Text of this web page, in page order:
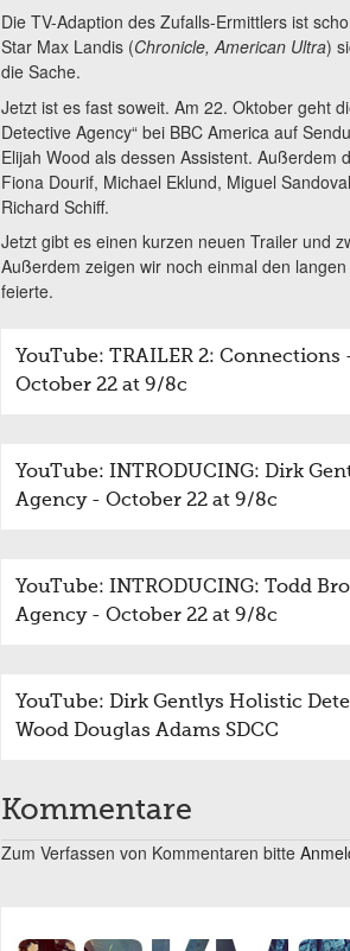
Die TV-Adaption des Zufalls-Ermittlers ist
Star Max Landis (Chronicle, American Ultra)
die Sache.
Jetzt ist es fast soweit. Am 22. Oktober geht
Detective Agency“ bei BBC America auf
Elijah Wood als dessen Assistent. Außerdem
Fiona Dourif, Michael Eklund, Miguel
Richard Schiff.
Jetzt gibt es einen kurzen neuen Trailer und
Außerdem zeigen wir noch einmal den
feierte.
YouTube: TRAILER 2:
October 22 at 9/8c
YouTube: INTRODUCING: Dirk
Agency - October 22 at 9/8c
YouTube: INTRODUCING: Todd
Agency - October 22 at 9/8c
YouTube: Dirk Gentlys Holistic
Wood Douglas Adams SDCC
Kommentare
Zum Verfassen von Kommentaren bitte